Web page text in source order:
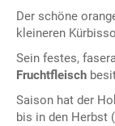
Der schöne
kleineren
Sein festes,
Fruchtfleisch
Saison hat der
bis in den Herbst